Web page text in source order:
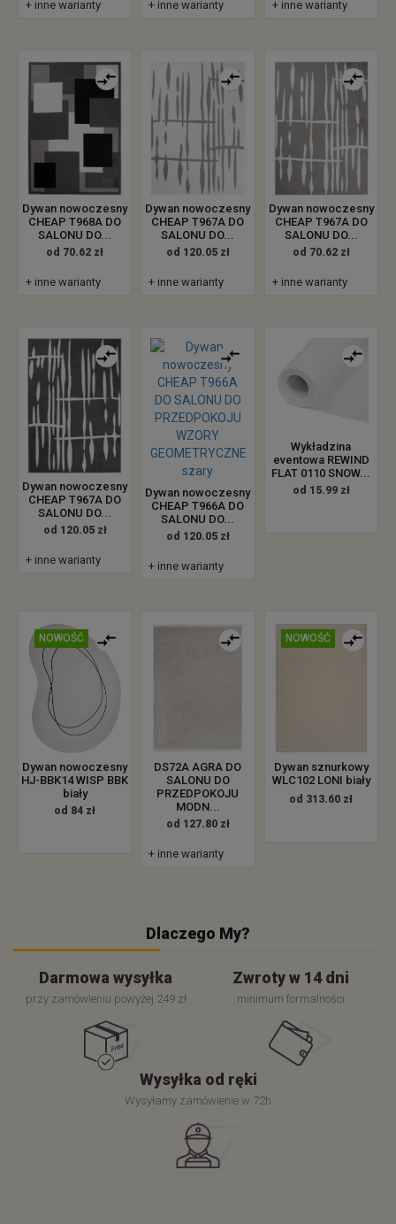
+ inne warianty + inne warianty + inne warianty
Dywan nowoczesny
CHEAP T968A DO
SALONU DO...
od 70.62 zł
+ inne warianty
Dywan nowoczesny
CHEAP T967A DO
SALONU DO...
od 120.05 zł
+ inne warianty
Dywan nowoczesny
CHEAP T967A DO
SALONU DO...
od 70.62 zł
+ inne warianty
Dywan nowoczesny
CHEAP T967A DO
SALONU DO...
od 120.05 zł
+ inne warianty
Dywan nowoczesny
CHEAP T966A DO
SALONU DO...
od 120.05 zł
+ inne warianty
Wykładzina
eventowa REWIND
FLAT 0110 SNOW...
od 15.99 zł
NOWOŚĆ
Dywan nowoczesny
HJ-BBK14 WISP BBK
biały
od 84 zł
DS72A AGRA DO
SALONU DO
PRZEDPOKOJU
MODN...
od 127.80 zł
+ inne warianty
NOWOŚĆ
Dywan sznurkowy
WLC102 LONI biały
od 313.60 zł
Dlaczego My?
Darmowa wysyłka
przy zamówieniu powyżej 249 zł
Zwroty w 14 dni
minimum formalności
Wysyłka od ręki
Wysyłamy zamówienie w 72h